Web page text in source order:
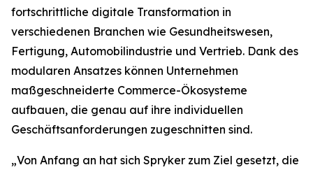
fortschrittliche digitale Transformation in
verschiedenen Branchen wie Gesundheitswesen,
Fertigung, Automobilindustrie und Vertrieb. Dank des
modularen Ansatzes können Unternehmen
maßgeschneiderte Commerce-Ökosysteme
aufbauen, die genau auf ihre individuellen
Geschäftsanforderungen zugeschnitten sind.
„Von Anfang an hat sich Spryker zum Ziel gesetzt, die